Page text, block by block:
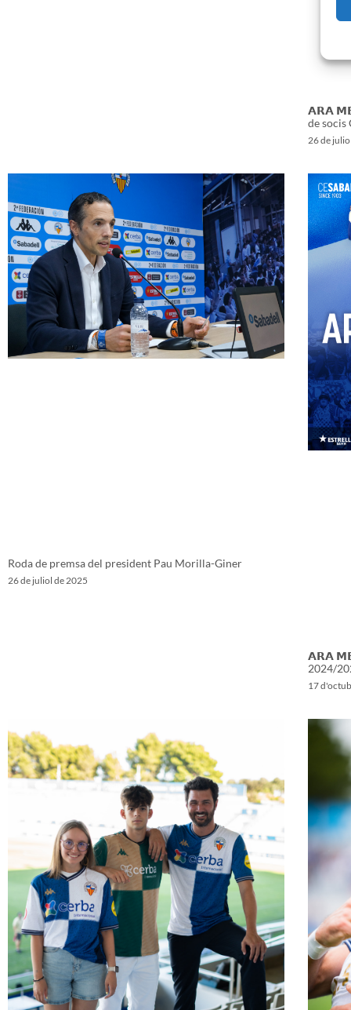
𝗔𝗥𝗔
de socis
26 de
Roda de premsa del president Pau Morilla-Giner
26 de juliol de 2025
𝗔𝗥𝗔
2024/
17